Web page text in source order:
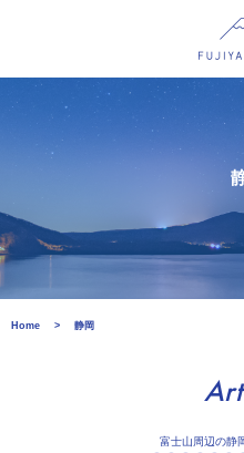
Home 静岡
富士山周辺の静